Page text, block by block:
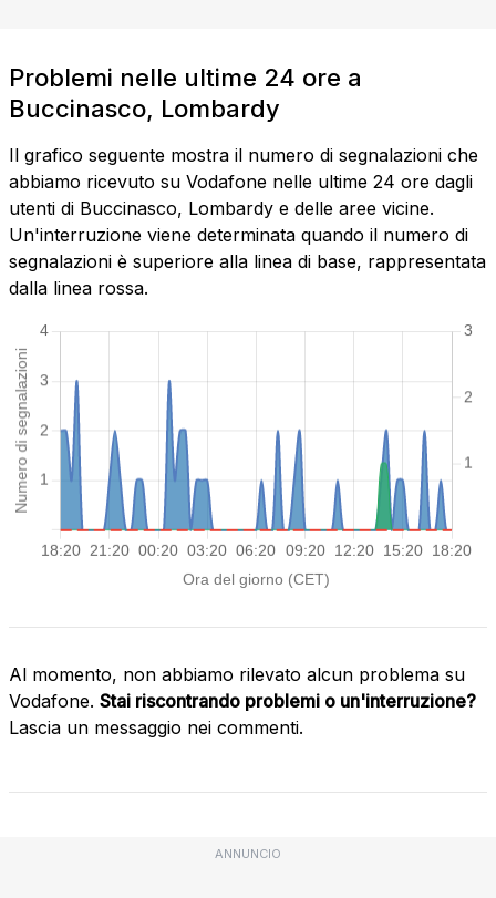
Problemi nelle ultime 24 ore a
Buccinasco, Lombardy
Il grafico seguente mostra il numero di segnalazioni che
abbiamo ricevuto su Vodafone nelle ultime 24 ore dagli
utenti di Buccinasco, Lombardy e delle aree vicine.
Un'interruzione viene determinata quando il numero di
segnalazioni è superiore alla linea di base, rappresentata
dalla linea rossa.
Al momento, non abbiamo rilevato alcun problema su
Vodafone. Stai riscontrando problemi o un'interruzione?
Lascia un messaggio nei commenti.
ANNUNCIO